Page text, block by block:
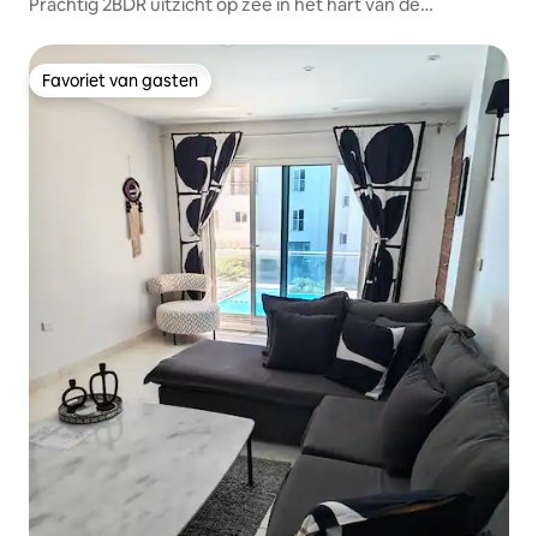
Favoriet van gasten
Favoriet van gasten